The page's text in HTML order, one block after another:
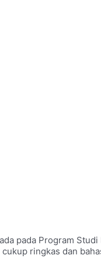
pada Program Studi
ringkas dan